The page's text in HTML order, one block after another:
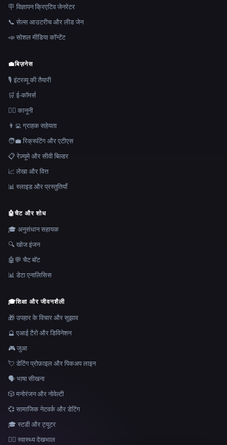
🪧 विज्ञापन क्रिएटिव जेनरेटर
📞 सेल्स आउटरीच और लीड जेन
📣 सोशल मीडिया कॉन्टेंट
💼बिज़नेस
🎙️ इंटरव्यू की तैयारी
🛒 ई-कॉमर्स
👩‍⚖️ कानूनी
👨‍💻 ग्राहक सहेयता
🧑‍💼 रिक्रूटिंग और एटीएस
📋 रेज़्यूमे और सीवी बिल्डर
📈 लेखा और वित्त
📊 स्लाइड और प्रस्तुतियाँ
🤖चैट और शोध
🎓 अनुसंधान सहायक
🔍 खोज इंजन
🤖💬 चैट बॉट
📊 डेटा एनालिसिस
🎓शिक्षा और जीवनशैली
🎁 उपहार के विचार और सुझाव
🔮 एआई टैरो और डिविनेशन
🎮 जुआ
💘 डेटिंग प्रोफ़ाइल और पिकअप लाइन
🗣️ भाषा सीखना
🎲 मनोरंजन और नोवेल्टी
💞 सामाजिक नेटवर्क और डेटिंग
🎓 स्टडी और ट्यूटर
👩‍⚕️ स्वास्थ्य देखभाल